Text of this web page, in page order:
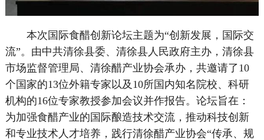
本次国际食醋创新论坛主题为“创新发展，国际交
流”。由中共清徐县委、清徐县人民政府主办，清徐县
市场监督管理局、清徐醋产业协会承办，共邀请了10
个国家的13位外籍专家以及10所国内知名院校、科研
机构的16位专家教授参加会议并作报告。论坛旨在：
为加强食醋产业的国际酿造技术交流，推动科技创新
和专业技术人才培养，践行清徐醋产业协会“传承、规